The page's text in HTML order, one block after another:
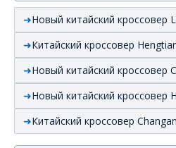
Новый китайский кроссовер
Китайский кроссовер
Новый китайский кроссовер
Новый китайский кроссовер
Китайский кроссовер